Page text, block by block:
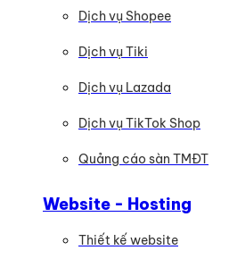
Dịch vụ Shopee
Dịch vụ Tiki
Dịch vụ Lazada
Dịch vụ TikTok Shop
Quảng cáo sàn TMĐT
Website - Hosting
Thiết kế website